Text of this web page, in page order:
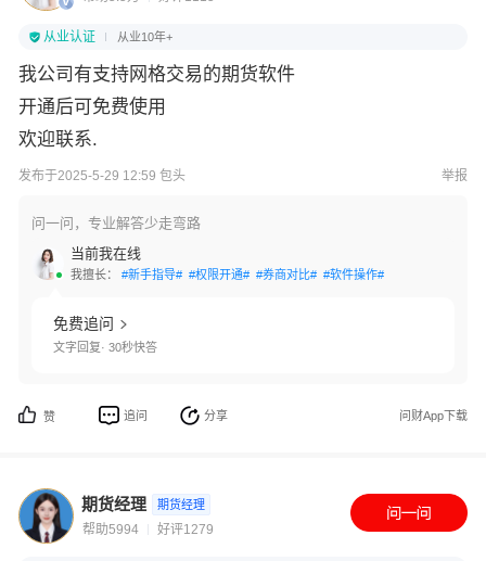
从业认证 从业10年+
我公司有支持网格交易的期货软件
开通后可免费使用
欢迎联系.
发布于2025-5-29 12:59 包头 举报
问一问，专业解答少走弯路
当前我在线
我擅长： #新手指导# #权限开通# #券商对比# #软件操作#
免费追问
文字回复· 30秒快答
赞 追问 分享 问财App下载
期货经理 期货经理
帮助5994 好评1279